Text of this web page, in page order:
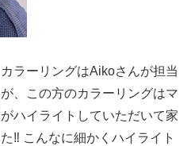
ラーリングはAikoさんが担当
、この方のカラーリングはマ
ハイライトしていただいて家
‼️ こんなに細かくハイライト